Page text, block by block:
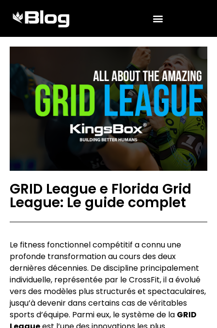
GRID League e Florida Grid
League: Le guide complet
Le fitness fonctionnel compétitif a connu une
profonde transformation au cours des deux
dernières décennies. De discipline principalement
individuelle, représentée par le CrossFit, il a évolué
vers des modèles plus structurés et spectaculaires,
jusqu’à devenir dans certains cas de véritables
sports d’équipe. Parmi eux, le système de la GRID